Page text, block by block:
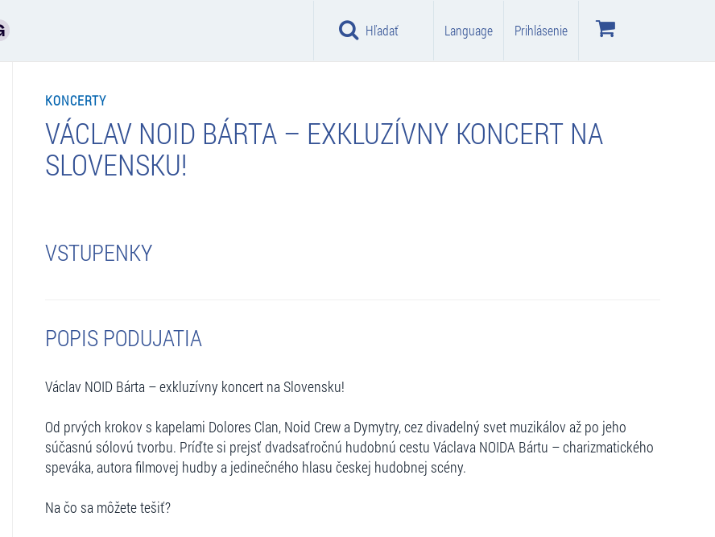
Hľadať Language Prihlásenie
KONCERTY
VÁCLAV NOID BÁRTA – EXKLUZÍVNY KONCERT NA
SLOVENSKU!
VSTUPENKY
POPIS PODUJATIA
Václav NOID Bárta – exkluzívny koncert na Slovensku!
Od prvých krokov s kapelami Dolores Clan, Noid Crew a Dymytry, cez divadelný svet muzikálov až po jeho
súčasnú sólovú tvorbu. Príďte si prejsť dvadsaťročnú hudobnú cestu Václava NOIDA Bártu – charizmatického
speváka, autora filmovej hudby a jedinečného hlasu českej hudobnej scény.
Na čo sa môžete tešiť?